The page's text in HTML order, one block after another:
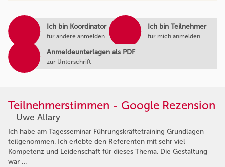
Ich bin Koordinator
für andere anmelden
Ich bin Teilnehmer
für mich anmelden
Anmeldeunterlagen als PDF
zur Unterschrift
Teilnehmerstimmen - Google Rezension
Uwe Allary
Ich habe am Tagesseminar Führungskräftetraining Grundlagen
teilgenommen. Ich erlebte den Referenten mit sehr viel
Kompetenz und Leidenschaft für dieses Thema. Die Gestaltung
war …